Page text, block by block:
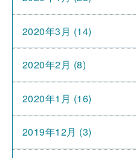
2020年3月 (14)
2020年2月 (8)
2020年1月 (16)
2019年12月 (3)